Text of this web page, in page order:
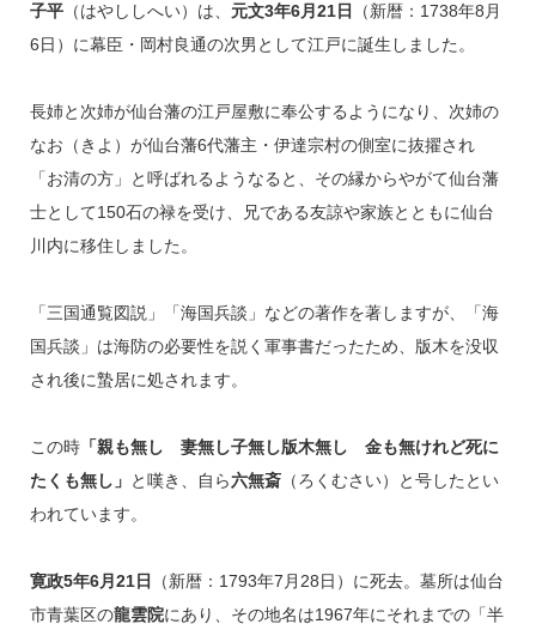
子平（はやししへい）は、 元文3年6月21日
（新暦：1738年8月
6日）に幕臣・岡村良通の次男として江戸に誕生しました。
長姉と次姉が仙台藩の江戸屋敷に奉公するようになり、次姉の
なお（きよ）が仙台藩6代藩主・伊達宗村の側室に抜擢され
「お清の方」と呼ばれるようなると、その縁からやがて仙台藩
士として150石の禄を受け、兄である友諒や家族とともに仙台
川内に移住しました。
「三国通覧図説」「海国兵談」などの著作を著しますが、「海
国兵談」は海防の必要性を説く軍事書だったため、版木を没収
され後に蟄居に処されます。
この時「親も無し 妻無し子無し版木無し 金も無けれど死に
たくも無し」 と嘆き、自ら六無斎（ろくむさい）と号したとい
われています。
寛政5年6月21日
（新暦：1793年7月28日）に死去。墓所は仙台
市青葉区の龍雲院にあり、その地名は1967年にそれまでの「半